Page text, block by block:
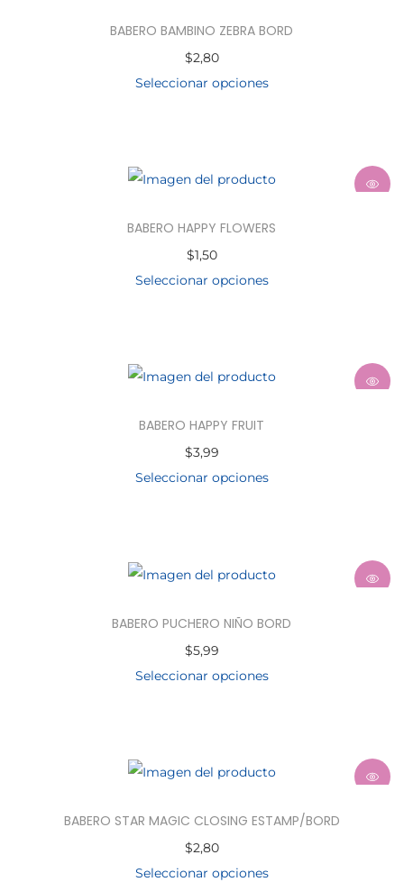
BABERO BAMBINO ZEBRA BORD
$2,80
Seleccionar opciones
BABERO HAPPY FLOWERS
$1,50
Seleccionar opciones
BABERO HAPPY FRUIT
$3,99
Seleccionar opciones
BABERO PUCHERO NIÑO BORD
$5,99
Seleccionar opciones
BABERO STAR MAGIC CLOSING ESTAMP/BORD
$2,80
Seleccionar opciones